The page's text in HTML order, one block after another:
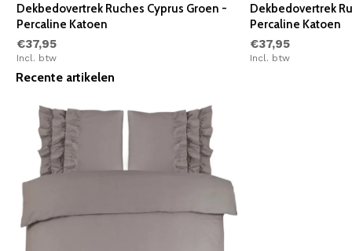
Dekbedovertrek Ruches Cyprus Groen -
Percaline Katoen
€37,95
Incl. btw
Dekbedovertrek
Percaline Katoen
€37,95
Incl. btw
Recente artikelen